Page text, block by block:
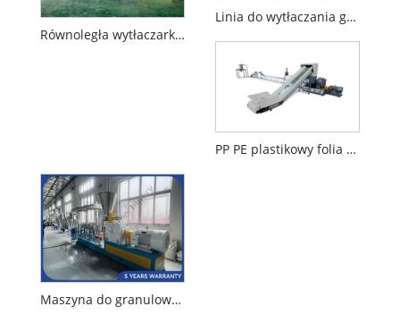
Równoległa wytłaczarka do podwójnej śruby dla plastikowej maszyny granulacyjnej
Linia do wytłaczania granulatora PET
PP PE plastikowy folia granulowanie
Maszyna do granulowania ABS